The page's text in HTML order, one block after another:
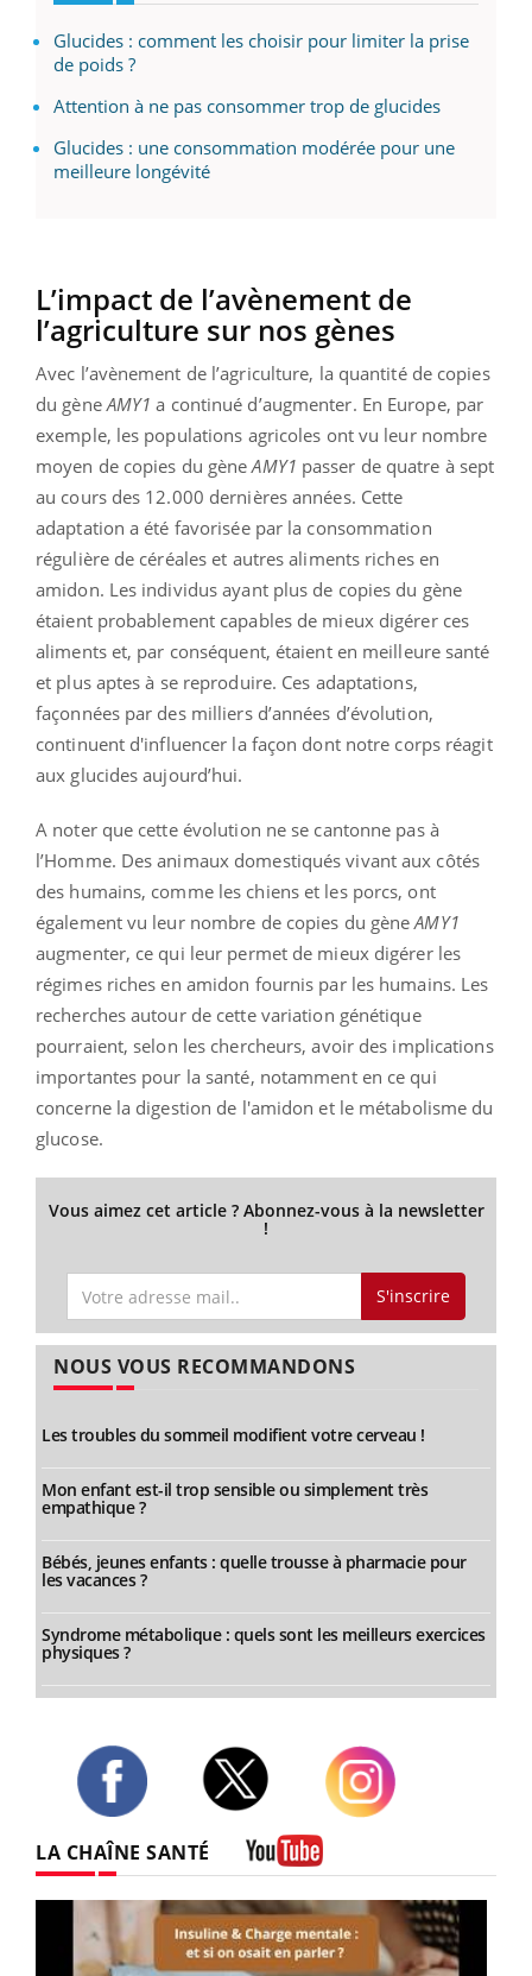
Glucides : comment les choisir pour limiter la prise
de poids ?
Attention à ne pas consommer trop de glucides
Glucides : une consommation modérée pour une
meilleure longévité
L’impact de l’avènement de
l’agriculture sur nos gènes
Avec l’avènement de l’agriculture, la quantité de copies
du gène AMY1 a continué d’augmenter. En Europe, par
exemple, les populations agricoles ont vu leur nombre
moyen de copies du gèneAMY1 passer de quatre à sept
au cours des 12.000 dernières années. Cette
adaptation a été favorisée par la consommation
régulière de céréales et autres aliments riches en
amidon. Les individus ayant plus de copies du gène
étaient probablement capables de mieux digérer ces
aliments et, par conséquent, étaient en meilleure santé
et plus aptes à se reproduire. Ces adaptations,
façonnées par des milliers d’années d’évolution,
continuent d'influencer la façon dont notre corps réagit
aux glucides aujourd’hui.
A noter que cette évolution ne se cantonne pas à
l’Homme. Des animaux domestiqués vivant aux côtés
des humains, comme les chiens et les porcs, ont
également vu leur nombre de copies du gèneAMY1
augmenter, ce qui leur permet de mieux digérer les
régimes riches en amidon fournis par les humains. Les
recherches autour de cette variation génétique
pourraient, selon les chercheurs, avoir des implications
importantes pour la santé, notamment en ce qui
concerne la digestion de l'amidon et le métabolisme du
glucose.
Vous aimez cet article ? Abonnez-vous à la newsletter
!
S'inscrire
NOUS VOUS RECOMMANDONS
Les troubles du sommeil modifient votre cerveau !
Mon enfant est-il trop sensible ou simplement très
empathique ?
Bébés, jeunes enfants : quelle trousse à pharmacie pour
les vacances ?
Syndrome métabolique : quels sont les meilleurs exercices
physiques ?
LA CHAÎNE SANTÉ